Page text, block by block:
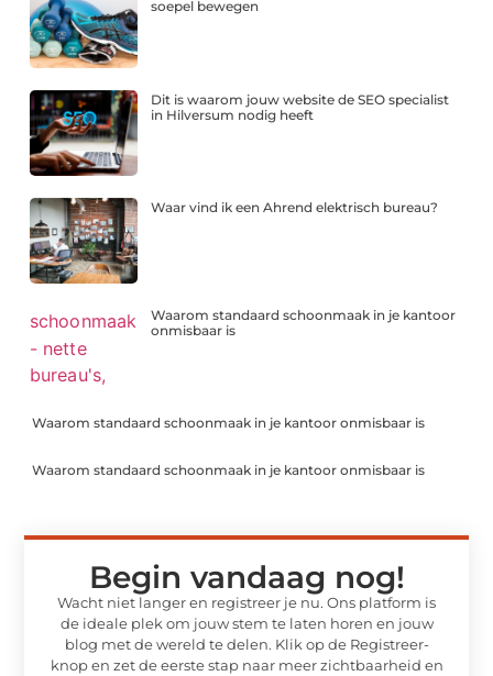
soepel bewegen
Dit is waarom jouw website de SEO specialist
in Hilversum nodig heeft
Waar vind ik een Ahrend elektrisch bureau?
Waarom standaard schoonmaak in je kantoor
onmisbaar is
Waarom standaard schoonmaak in je kantoor onmisbaar is
Waarom standaard schoonmaak in je kantoor onmisbaar is
Begin vandaag nog!
Wacht niet langer en registreer je nu. Ons platform is
de ideale plek om jouw stem te laten horen en jouw
blog met de wereld te delen. Klik op de Registreer-
knop en zet de eerste stap naar meer zichtbaarheid en